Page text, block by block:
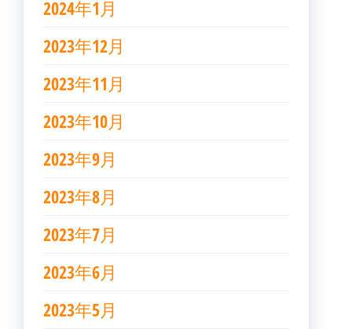
2024年1月
2023年12月
2023年11月
2023年10月
2023年9月
2023年8月
2023年7月
2023年6月
2023年5月